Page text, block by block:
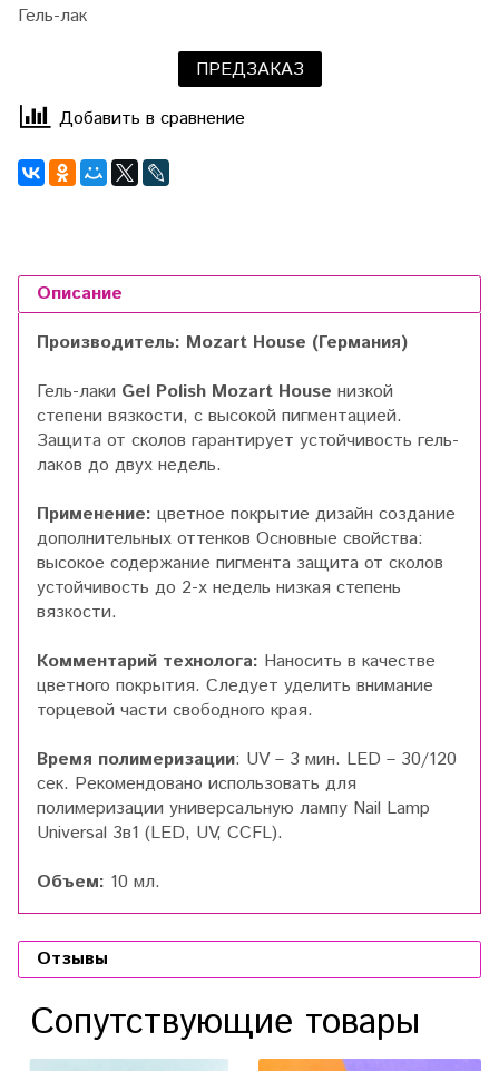
Гель-лак
ПРЕДЗАКАЗ
Добавить в сравнение
Описание
Производитель: Mozart House (Германия)
Гель-лаки Gel Polish Mozart House низкой
степени вязкости, с высокой пигментацией.
Защита от сколов гарантирует устойчивость гель-
лаков до двух недель.
Применение: цветное покрытие дизайн создание
дополнительных оттенков Основные свойства:
высокое содержание пигмента защита от сколов
устойчивость до 2-х недель низкая степень
вязкости.
Комментарий технолога: Наносить в качестве
цветного покрытия. Следует уделить внимание
торцевой части свободного края.
Время полимеризации: UV – 3 мин. LED – 30/120
сек. Рекомендовано использовать для
полимеризации универсальную лампу Nail Lamp
Universal 3в1 (LED, UV, CCFL).
Объем: 10 мл.
Отзывы
Сопутствующие товары